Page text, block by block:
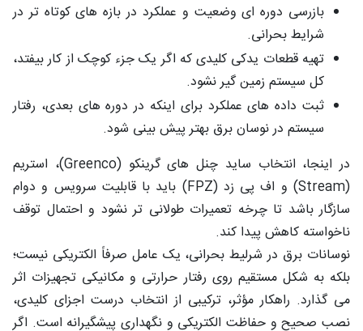
بازرسی دوره‌ ای وضعیت و عملکرد در بازه‌ های کوتاه ‌تر در
شرایط بحرانی.
تهیه قطعات یدکی کلیدی که اگر یک جزء کوچک از کار بیفتد،
کل سیستم زمین ‌گیر نشود.
ثبت داده ‌های عملکرد برای اینکه در دوره‌ های بعدی، رفتار
سیستم در نوسان برق بهتر پیش‌ بینی شود.
در اینجا، انتخاب ساید چنل ‌های گرینکو (Greenco)، استریم
(Stream) و اف ‌پی‌ زد (FPZ) باید با قابلیت سرویس و دوام
سازگار باشد تا چرخه تعمیرات طولانی ‌تر نشود و احتمال توقف
ناخواسته کاهش پیدا کند.
نوسانات برق در شرلیط بحرانی، یک عامل صرفاً الکتریکی نیست؛
بلکه به شکل مستقیم روی رفتار حرارتی و مکانیکی تجهیزات اثر
می‌ گذارد. راهکار مؤثر، ترکیبی از انتخاب درست اجزای کلیدی،
نصب صحیح و حفاظت الکتریکی و نگهداری پیشگیرانه است. اگر